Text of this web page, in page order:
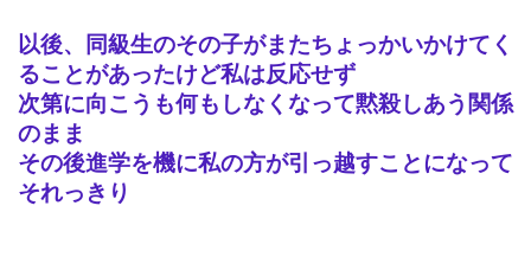
以後、同級生のその子がまたちょっかいかけてく
ることがあったけど私は反応せず
次第に向こうも何もしなくなって黙殺しあう関係
のまま
その後進学を機に私の方が引っ越すことになって
それっきり